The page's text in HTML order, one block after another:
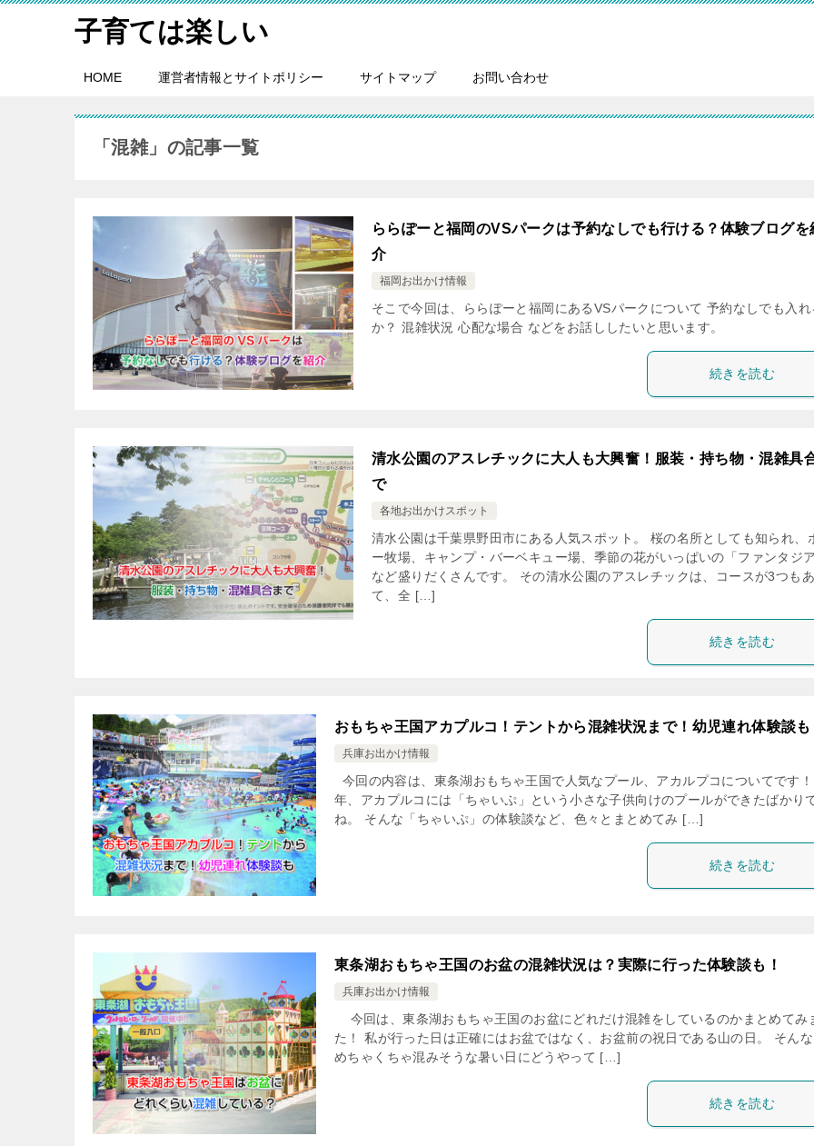
子育ては楽しい
HOME 運営者情報とサイトポリシー サイトマップ お問い合わせ
「混雑」の記事一覧
ららぽーと福岡のVSパークは予約なしでも行ける？体験ブログを
介
福岡お出かけ情報
そこで今回は、ららぽーと福岡にあるVSパークについて 予約なしでも入れ
か？ 混雑状況 心配な場合 などをお話ししたいと思います。
続きを読む
清水公園のアスレチックに大人も大興奮！服装・持ち物・混雑具
で
各地お出かけスポット
清水公園は千葉県野田市にある人気スポット。 桜の名所としても知られ、
ー牧場、キャンプ・バーベキュー場、季節の花がいっぱいの「ファンタジ
など盛りだくさんです。 その清水公園のアスレチックは、コースが3つも
て、全 […]
続きを読む
おもちゃ王国アカプルコ！テントから混雑状況まで！幼児連れ体験談も
兵庫お出かけ情報
今回の内容は、東条湖おもちゃ王国で人気なプール、アカルプコについてです
年、アカプルコには「ちゃいぷ」という小さな子供向けのプールができたばかり
ね。 そんな「ちゃいぷ」の体験談など、色々とまとめてみ […]
続きを読む
東条湖おもちゃ王国のお盆の混雑状況は？実際に行った体験談も！
兵庫お出かけ情報
今回は、東条湖おもちゃ王国のお盆にどれだけ混雑をしているのかまとめてみ
た！ 私が行った日は正確にはお盆ではなく、お盆前の祝日である山の日。 そん
めちゃくちゃ混みそうな暑い日にどうやって […]
続きを読む